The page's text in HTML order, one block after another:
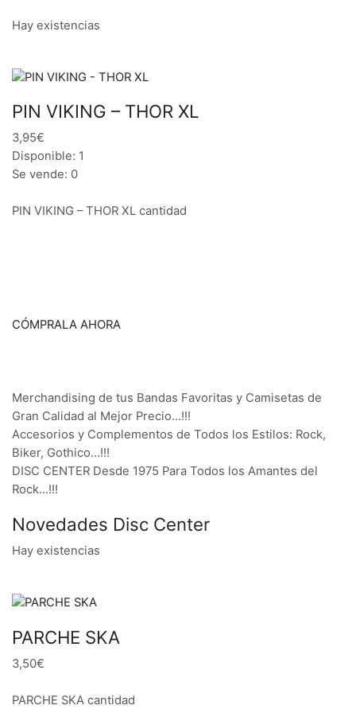
Hay existencias
PIN VIKING – THOR XL
3,95€
Disponible: 1
Se vende: 0
PIN VIKING – THOR XL cantidad
CÓMPRALA AHORA
Merchandising de tus Bandas Favoritas y Camisetas de
Gran Calidad al Mejor Precio…!!!
Accesorios y Complementos de Todos los Estilos: Rock,
Biker, Gothico…!!!
DISC CENTER Desde 1975 Para Todos los Amantes del
Rock…!!!
Novedades Disc Center
Hay existencias
PARCHE SKA
3,50€
PARCHE SKA cantidad